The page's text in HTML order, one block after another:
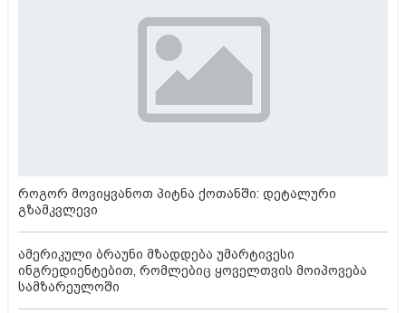
როგორ მოვიყვანოთ პიტნა ქოთანში: დეტალური
გზამკვლევი
ამერიკული ბრაუნი მზადდება უმარტივესი
ინგრედიენტებით, რომლებიც ყოველთვის მოიპოვება
სამზარეულოში